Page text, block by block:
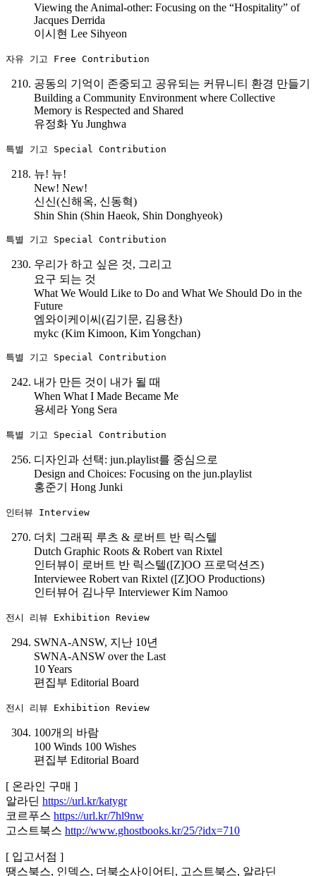
Viewing the Animal-other: Focusing on the “Hospitality” of
Jacques Derrida
이시현 Lee Sihyeon
자유 기고 Free Contribution
공동의 기억이 존중되고 공유되는 커뮤니티 환경 만들기
Building a Community Environment where Collective
Memory is Respected and Shared
유정화 Yu Junghwa
특별 기고 Special Contribution
뉴! 뉴!
New! New!
신신(신해옥, 신동혁)
Shin Shin (Shin Haeok, Shin Donghyeok)
특별 기고 Special Contribution
우리가 하고 싶은 것, 그리고
요구 되는 것
What We Would Like to Do and What We Should Do in the
Future
엠와이케이씨(김기문, 김용찬)
mykc (Kim Kimoon, Kim Yongchan)
특별 기고 Special Contribution
내가 만든 것이 내가 될 때
When What I Made Became Me
용세라 Yong Sera
특별 기고 Special Contribution
디자인과 선택: jun.playlist를 중심으로
Design and Choices: Focusing on the jun.playlist
홍준기 Hong Junki
인터뷰 Interview
더치 그래픽 루츠 & 로버트 반 릭스텔
Dutch Graphic Roots & Robert van Rixtel
인터뷰이 로버트 반 릭스텔([Z]OO 프로덕션즈)
Interviewee Robert van Rixtel ([Z]OO Productions)
인터뷰어 김나무 Interviewer Kim Namoo
전시 리뷰 Exhibition Review
SWNA-ANSW, 지난 10년
SWNA-ANSW over the Last
10 Years
편집부 Editorial Board
전시 리뷰 Exhibition Review
100개의 바람
100 Winds 100 Wishes
편집부 Editorial Board
[ 온라인 구매 ]
알라딘 https://url.kr/katygr
코르푸스 https://url.kr/7hl9nw
고스트북스 http://www.ghostbooks.kr/25/?idx=710
[ 입고서점 ]
땡스북스, 인덱스, 더북소사이어티, 고스트북스, 알라딘